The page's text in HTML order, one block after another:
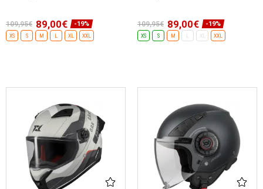
109,95€ 89,00€ -19%
XS S M XL XXL
109,95€ 89,00€ -19%
XS S M XL XXL